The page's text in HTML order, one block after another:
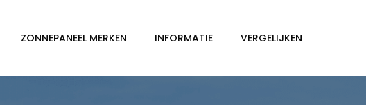
ZONNEPANEEL MERKEN INFORMATIE VERGELIJKEN